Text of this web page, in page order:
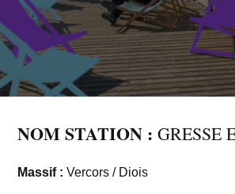
NOM STATION : GRESSE
Massif : Vercors / Diois